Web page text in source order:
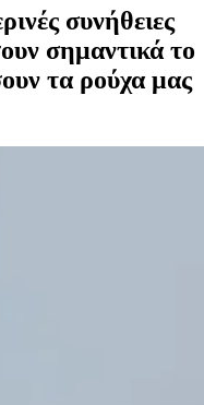
συνήθειες
σημαντικά το
τα ρούχα μας